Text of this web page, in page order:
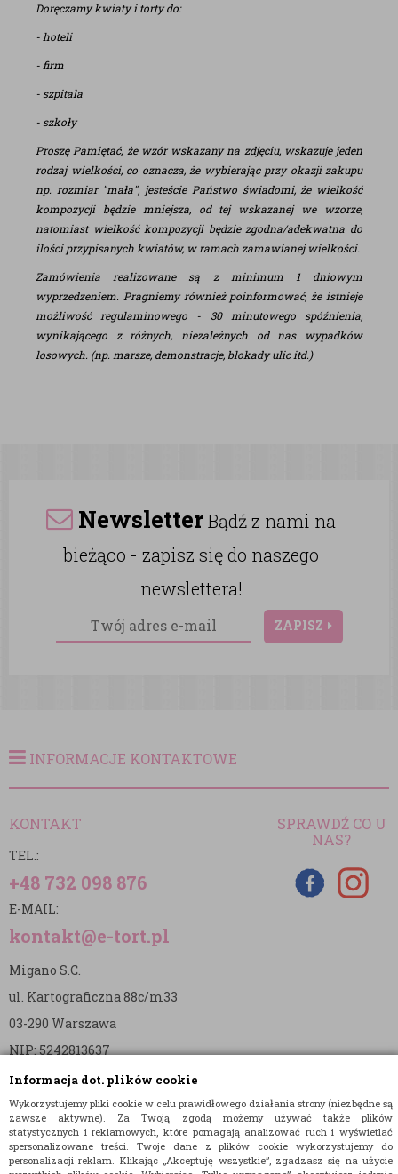
Informacja dot. plików cookie
Wykorzystujemy pliki cookie w celu prawidłowego działania strony (niezbędne są
zawsze aktywne). Za Twoją zgodą możemy używać także plików
statystycznych i reklamowych, które pomagają analizować ruch i wyświetlać
spersonalizowane treści. Twoje dane z plików cookie wykorzystujemy do
personalizacji reklam. Klikając „Akceptuję wszystkie”, zgadzasz się na użycie
Doręczamy kwiaty i torty do:
- hoteli
- firm
- szpitala
- szkoły
Proszę Pamiętać, że wzór wskazany na zdjęciu, wskazuje jeden
rodzaj wielkości, co oznacza, że wybierając przy okazji zakupu
np. rozmiar "mała", jesteście Państwo świadomi, że wielkość
kompozycji będzie mniejsza, od tej wskazanej we wzorze,
natomiast wielkość kompozycji będzie zgodna/adekwatna do
ilości przypisanych kwiatów, w ramach zamawianej wielkości.
Zamówienia realizowane są z minimum 1 dniowym
wyprzedzeniem. Pragniemy również poinformować, że istnieje
możliwość regulaminowego - 30 minutowego spóźnienia,
wynikającego z różnych, niezależnych od nas wypadków
losowych. (np. marsze, demonstracje, blokady ulic itd.)
NewsletterBądź z nami na
bieżąco - zapisz się do naszego
newslettera!
ZAPISZ
INFORMACJE KONTAKTOWE
KONTAKT
TEL.:
+48 732 098 876
E-MAIL:
kontakt@e-tort.pl
Migano S.C.
ul. Kartograficzna 88c/m33
03-290 Warszawa
NIP: 5242813637
REGON: 365874905
Nr konta (mBank):
36 1140 2004 0000 3902 8144 2737
SPRAWDŹ CO U
NAS?